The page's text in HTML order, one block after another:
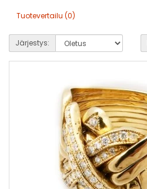
Tuotevertailu (0)
Järjestys: